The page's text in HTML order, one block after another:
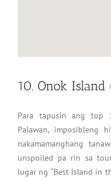
10. Onok Island
Para tapusin ang top
Palawan, imposibleng
nakamamanghang
unspoiled pa rin sa
lugar ng “Best Island in